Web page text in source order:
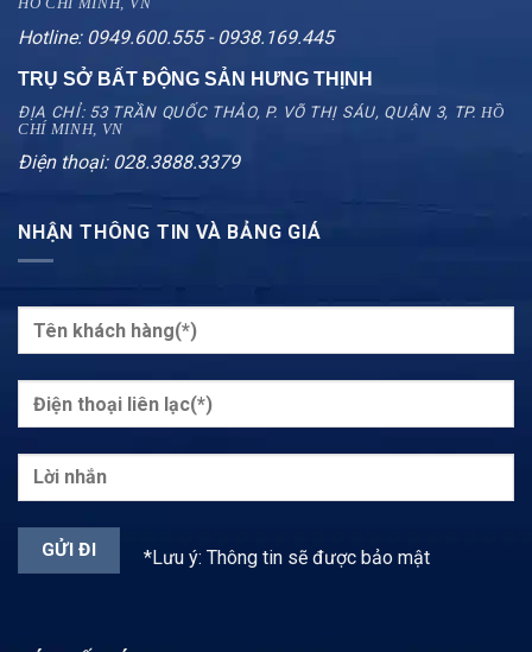
Hotline: 0949.600.555 - 0938.169.445
TRỤ SỞ BẤT ĐỘNG SẢN HƯNG THỊNH
ĐỊA CHỈ: 53 TRẦN QUỐC THẢO, P. VÕ THỊ SÁU, QUẬN 3, TP. HỒ
CHÍ MINH, VN
Điện thoại: 028.3888.3379
NHẬN THÔNG TIN VÀ BẢNG GIÁ
*Lưu ý: Thông tin sẽ được bảo mật